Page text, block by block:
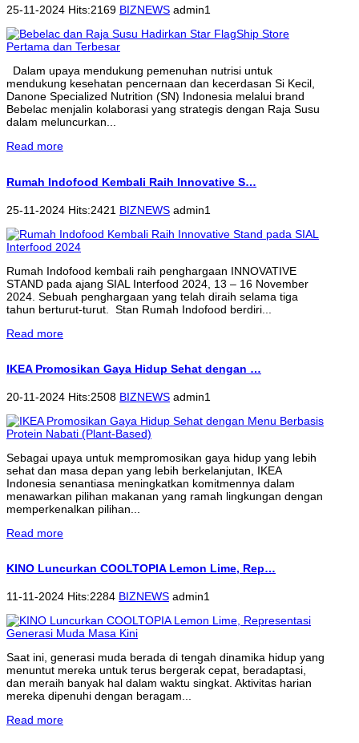
25-11-2024 Hits:2169 BIZNEWS admin1
Dalam upaya mendukung pemenuhan nutrisi untuk
mendukung kesehatan pencernaan dan kecerdasan Si Kecil,
Danone Specialized Nutrition (SN) Indonesia melalui brand
Bebelac menjalin kolaborasi yang strategis dengan Raja Susu
dalam meluncurkan...
Read more
Rumah Indofood Kembali Raih Innovative S…
25-11-2024 Hits:2421 BIZNEWS admin1
Rumah Indofood kembali raih penghargaan INNOVATIVE
STAND pada ajang SIAL Interfood 2024, 13 – 16 November
2024. Sebuah penghargaan yang telah diraih selama tiga
tahun berturut-turut. Stan Rumah Indofood berdiri...
Read more
IKEA Promosikan Gaya Hidup Sehat dengan …
20-11-2024 Hits:2508 BIZNEWS admin1
Sebagai upaya untuk mempromosikan gaya hidup yang lebih
sehat dan masa depan yang lebih berkelanjutan, IKEA
Indonesia senantiasa meningkatkan komitmennya dalam
menawarkan pilihan makanan yang ramah lingkungan dengan
memperkenalkan pilihan...
Read more
KINO Luncurkan COOLTOPIA Lemon Lime, Rep…
11-11-2024 Hits:2284 BIZNEWS admin1
Saat ini, generasi muda berada di tengah dinamika hidup yang
menuntut mereka untuk terus bergerak cepat, beradaptasi,
dan meraih banyak hal dalam waktu singkat. Aktivitas harian
mereka dipenuhi dengan beragam...
Read more